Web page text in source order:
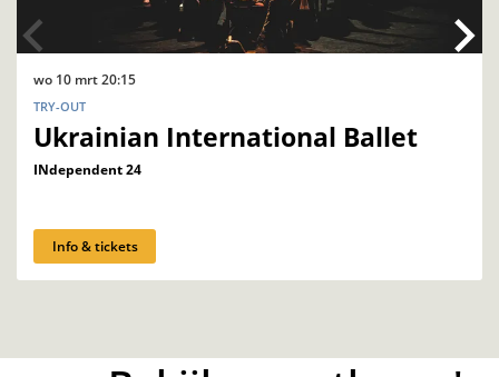
Ukrainian International Ballet
INdependent 24
TRY-OUT
wo 10 mrt20:15
Info & tickets